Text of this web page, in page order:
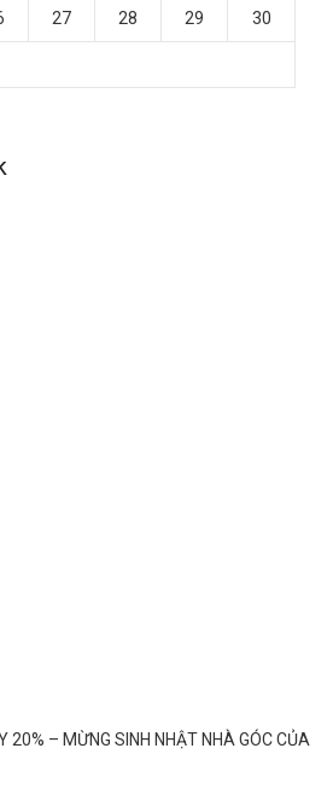
27 28 29 30
20% – MỪNG SINH NHẬT NHÀ GÓC CỦA